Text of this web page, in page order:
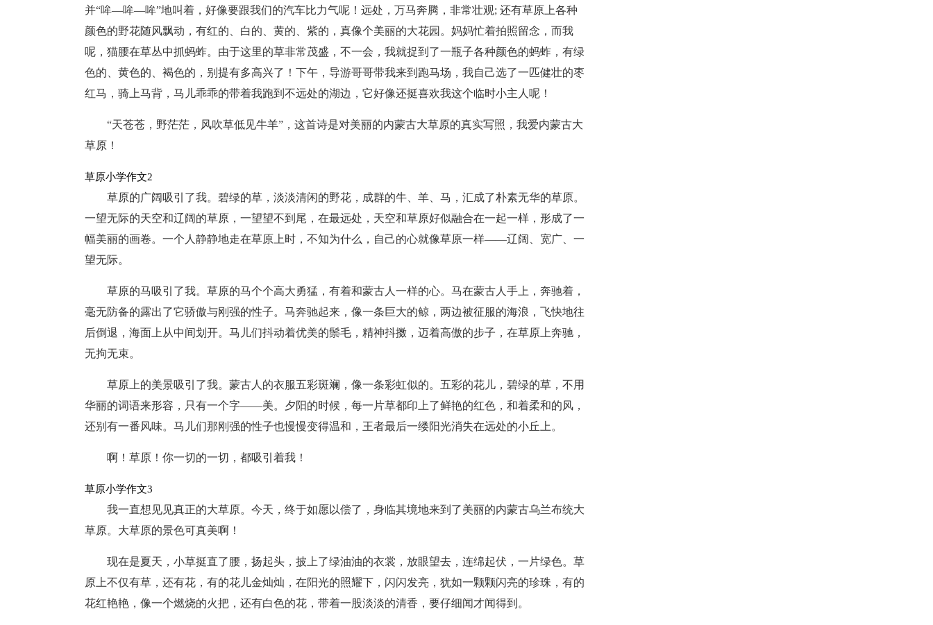
并“哞—哞—哞”地叫着，好像要跟我们的汽车比力气呢！远处，万马奔腾，非常壮观; 还有草原上各种
颜色的野花随风飘动，有红的、白的、黄的、紫的，真像个美丽的大花园。妈妈忙着拍照留念，而我
呢，猫腰在草丛中抓蚂蚱。由于这里的草非常茂盛，不一会，我就捉到了一瓶子各种颜色的蚂蚱，有绿
色的、黄色的、褐色的，别提有多高兴了！下午，导游哥哥带我来到跑马场，我自己选了一匹健壮的枣
红马，骑上马背，马儿乖乖的带着我跑到不远处的湖边，它好像还挺喜欢我这个临时小主人呢！
“天苍苍，野茫茫，风吹草低见牛羊”，这首诗是对美丽的内蒙古大草原的真实写照，我爱内蒙古大
草原！
草原小学作文2
草原的广阔吸引了我。碧绿的草，淡淡清闲的野花，成群的牛、羊、马，汇成了朴素无华的草原。
一望无际的天空和辽阔的草原，一望望不到尾，在最远处，天空和草原好似融合在一起一样，形成了一
幅美丽的画卷。一个人静静地走在草原上时，不知为什么，自己的心就像草原一样——辽阔、宽广、一
望无际。
草原的马吸引了我。草原的马个个高大勇猛，有着和蒙古人一样的心。马在蒙古人手上，奔驰着，
毫无防备的露出了它骄傲与刚强的性子。马奔驰起来，像一条巨大的鲸，两边被征服的海浪，飞快地往
后倒退，海面上从中间划开。马儿们抖动着优美的鬃毛，精神抖擞，迈着高傲的步子，在草原上奔驰，
无拘无束。
草原上的美景吸引了我。蒙古人的衣服五彩斑斓，像一条彩虹似的。五彩的花儿，碧绿的草，不用
华丽的词语来形容，只有一个字——美。夕阳的时候，每一片草都印上了鲜艳的红色，和着柔和的风，
还别有一番风味。马儿们那刚强的性子也慢慢变得温和，王者最后一缕阳光消失在远处的小丘上。
啊！草原！你一切的一切，都吸引着我！
草原小学作文3
我一直想见见真正的大草原。今天，终于如愿以偿了，身临其境地来到了美丽的内蒙古乌兰布统大
草原。大草原的景色可真美啊！
现在是夏天，小草挺直了腰，扬起头，披上了绿油油的衣裳，放眼望去，连绵起伏，一片绿色。草
原上不仅有草，还有花，有的花儿金灿灿，在阳光的照耀下，闪闪发亮，犹如一颗颗闪亮的珍珠，有的
花红艳艳，像一个燃烧的火把，还有白色的花，带着一股淡淡的清香，要仔细闻才闻得到。